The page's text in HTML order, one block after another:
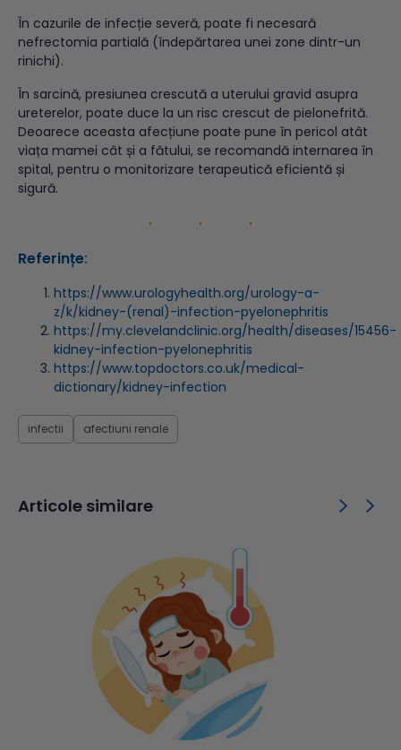
În cazurile de infecție severă, poate fi necesară
nefrectomia partială (îndepărtarea unei zone dintr-un
rinichi).
În sarcină, presiunea crescută a uterului gravid asupra
ureterelor, poate duce la un risc crescut de pielonefrită.
Deoarece aceasta afecțiune poate pune în pericol atât
viața mamei cât și a fătului, se recomandă internarea în
spital, pentru o monitorizare terapeutică eficientă și
sigură.
Referințe:
https://www.urologyhealth.org/urology-a-
z/k/kidney-(renal)-infection-pyelonephritis
https://my.clevelandclinic.org/health/diseases/15456-
kidney-infection-pyelonephritis
https://www.topdoctors.co.uk/medical-
dictionary/kidney-infection
infectii afectiuni renale
Articole similare